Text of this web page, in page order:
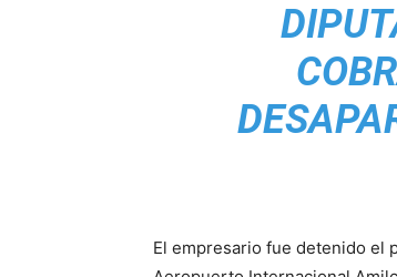
El empresario fue detenido el